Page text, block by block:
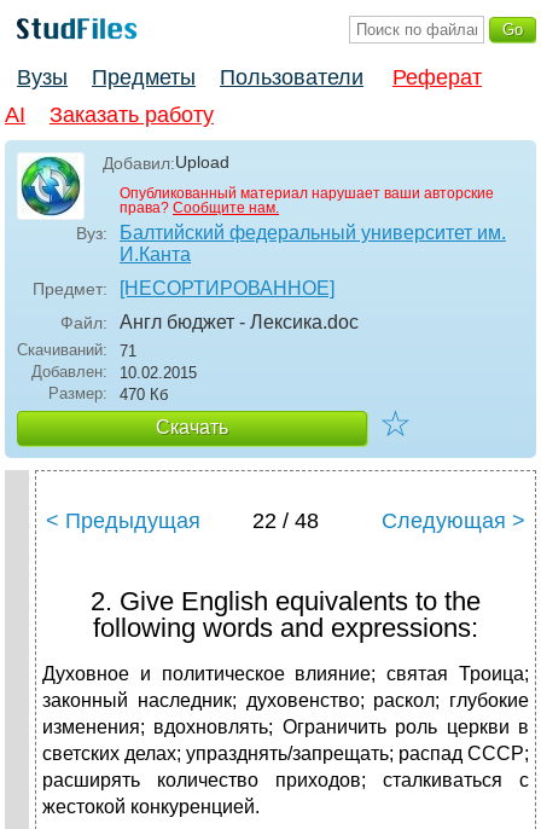
Вузы Предметы Пользователи
Реферат
AI
Заказать работу
Добавил:Upload
Опубликованный материал нарушает ваши авторские
права? Сообщите нам.
Вуз:
Балтийский федеральный университет им.
И.Канта
Предмет: [НЕСОРТИРОВАННОЕ]
Файл: Англ бюджет - Лексика.doc
Скачиваний:
71
Добавлен:
10.02.2015
Размер:
470 Кб
Скачать ☆
< Предыдущая 22 / 48 Следующая >
2. Give English equivalents to the
following words and expressions:
Духовное и политическое влияние; святая Троица;
законный наследник; духовенство; раскол; глубокие
изменения; вдохновлять; Ограничить роль церкви в
светских делах; упразднять/запрещать; распад СССР;
расширять количество приходов; сталкиваться с
жестокой конкуренцией.